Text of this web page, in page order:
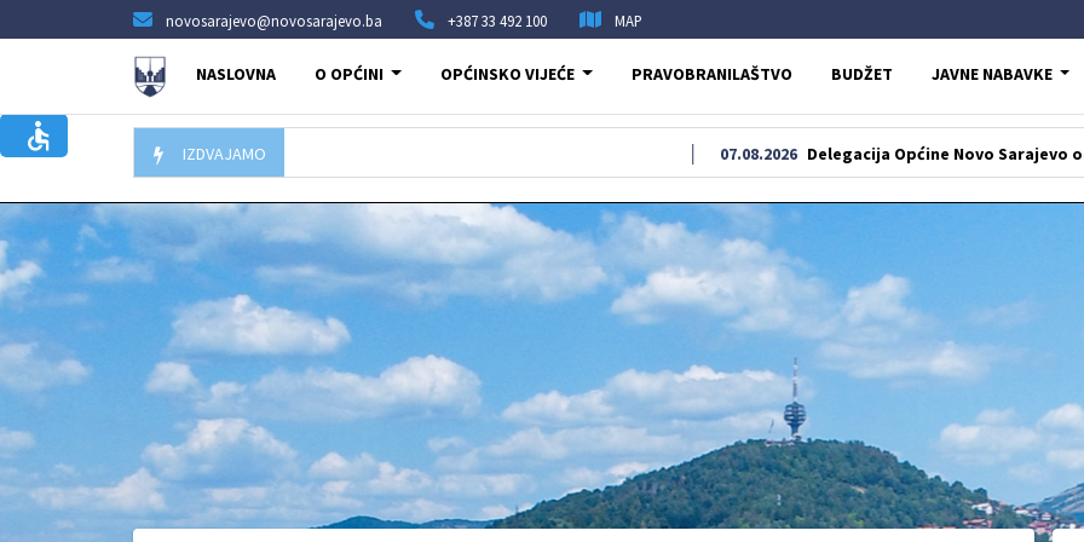
novosarajevo@novosarajevo.ba +387 33 492 100 MAP
NASLOVNA O OPĆINI OPĆINSKO VIJEĆE PRAVOBRANILAŠTVO BUDŽET JAVNE NABAVKE
IZDVAJAMO Delegacija Općine Novo Sarajevo odala